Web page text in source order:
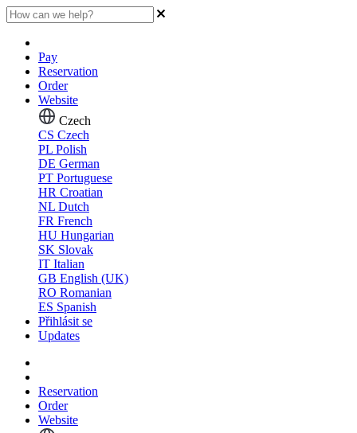
Pay
Reservation
Order
Website
Czech
CS Czech
PL Polish
DE German
PT Portuguese
HR Croatian
NL Dutch
FR French
HU Hungarian
SK Slovak
IT Italian
GB English (UK)
RO Romanian
ES Spanish
Přihlásit se
Updates
Reservation
Order
Website